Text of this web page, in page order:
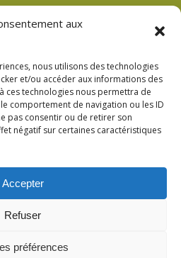
aux
nous utilisons des technologies
et/ou accéder aux informations des
ces technologies nous permettra de
comportement de navigation ou les ID
pas consentir ou de retirer son
négatif sur certaines caractéristiques
Accepter
Refuser
préférences
(UE)
Être Véronique Meslay à
53. Création